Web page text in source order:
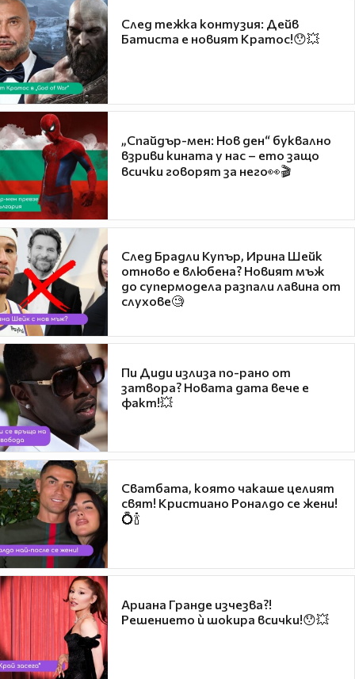
След тежка контузия: Дейв
Батиста е новият Кратос!😯💥
„Спайдър-мен: Нов ден“ буквално
взриви кината у нас – ето защо
всички говорят за него👀🎬
След Брадли Купър, Ирина Шейк
отново е влюбена? Новият мъж
до супермодела разпали лавина от
слухове🧐
Пи Диди излиза по-рано от
затвора? Новата дата вече е
факт!💥
Сватбата, която чакаше целият
свят! Кристиано Роналдо се жени!
💍🍾
Ариана Гранде изчезва?!
Решението ѝ шокира всички!😯💥